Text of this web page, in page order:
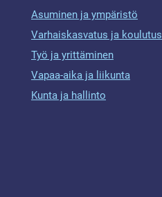
Asuminen ja ympäristö
Varhaiskasvatus ja koulutus
Työ ja yrittäminen
Vapaa-aika ja liikunta
Kunta ja hallinto